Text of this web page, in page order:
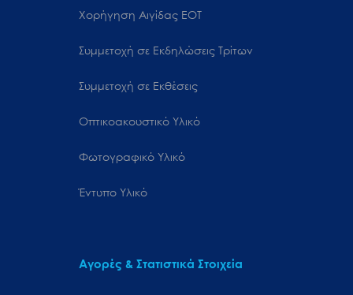
Χορήγηση Αιγίδας ΕΟΤ
Συμμετοχή σε Εκδηλώσεις Τρίτων
Συμμετοχή σε Εκθέσεις
Οπτικοακουστικό Υλικό
Φωτογραφικό Υλικό
Έντυπο Υλικό
Αγορές & Στατιστικά Στοιχεία